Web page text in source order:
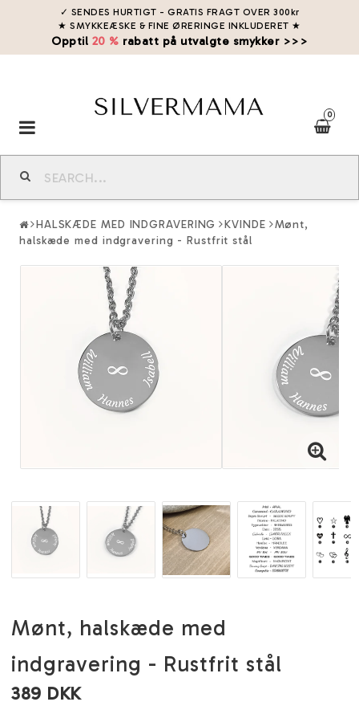
✓ SENDES HURTIGT - GRATIS FRAGT OVER 300kr
★ SMYKKEÆSKE & FINE ØRERINGE INKLUDERET ★
Opptil 20 % rabatt på utvalgte smykker >>>
0
Toggle
navigation
HALSKÆDE MED INDGRAVERING KVINDE
Mønt,
halskæde med indgravering - Rustfrit stål
Mønt, halskæde med
indgravering - Rustfrit stål
389 DKK